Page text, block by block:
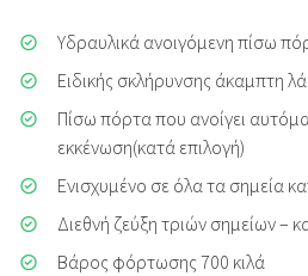
Υδραυλικά ανοιγόμενη πίσω
Ειδικής σκλήρυνσης άκαμπτη
Πίσω πόρτα που ανοίγει
εκκένωση(κατά επιλογή)
Ενισχυμένο σε όλα τα σημεία
Διεθνή ζεύξη τριών σημείων –
Βάρος φόρτωσης 700 κιλά